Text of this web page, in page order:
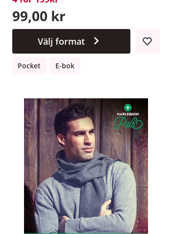
99,00 kr
Välj format
Pocket E-bok